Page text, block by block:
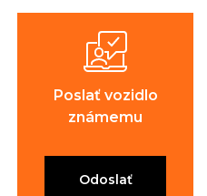
Poslať vozidlo
známemu
Odoslať